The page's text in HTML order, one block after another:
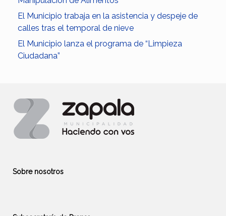
El Municipio trabaja en la asistencia y despeje de
calles tras el temporal de nieve
El Municipio lanza el programa de “Limpieza
Ciudadana”
Sobre nosotros